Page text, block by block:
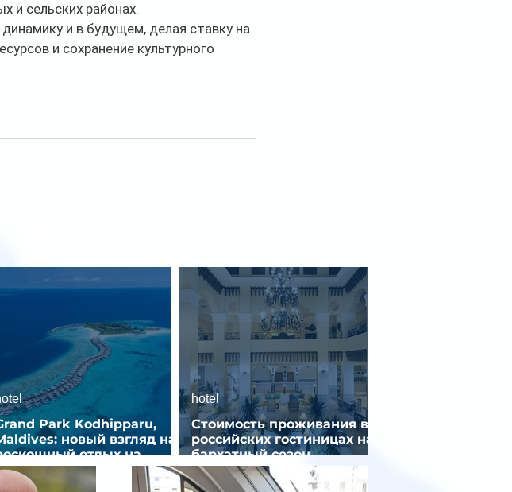
и сельских районах.
и в будущем, делая ставку на
и сохранение культурного
Park Kodhipparu,
новый взгляд на
отдых на
Стоимость проживания в
российских гостиницах на
бархатный сезон
снизилась на 9%
hotel